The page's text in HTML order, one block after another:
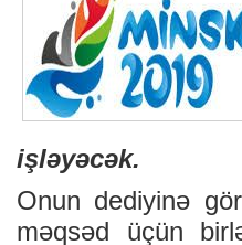
işləyəcək.
Onun dediyinə
məqsəd üçün